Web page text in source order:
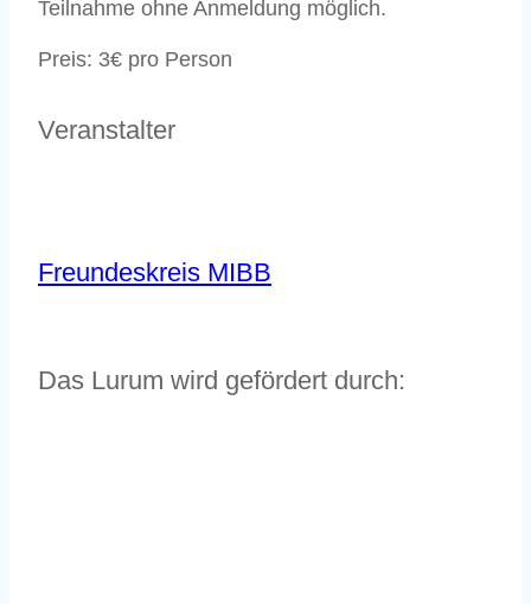
Teilnahme ohne Anmeldung möglich.
Preis: 3€ pro Person
Veranstalter
Freundeskreis MIBB
Das Lurum wird gefördert durch: